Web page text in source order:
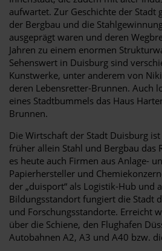
aufwartet. Zur Geschichte der Stadt
der Bergbau und die
ausgeprägt waren und deren
Jahren zu einem enormen
Sehenswert in Duisburg sind
Kunstwerke, unter anderem von
deren Lebensretter-Brunnen. Auch
eines Stadtbummels das Haus
Brunnen.
Die Wirtschaft der Stadt Duisburg
früher allein Stahl und Bergbau das
es heute auch Firmen aus Anlage-
Papierhersteller und
der „duisport“ als Logistik-Hub und
Bildungsstandort fungiert die Stadt
und Forschungsstandorte. Erreicht
über die Schiene, den Flughafen
Autobahnen A2, A3 und A40 bzw.